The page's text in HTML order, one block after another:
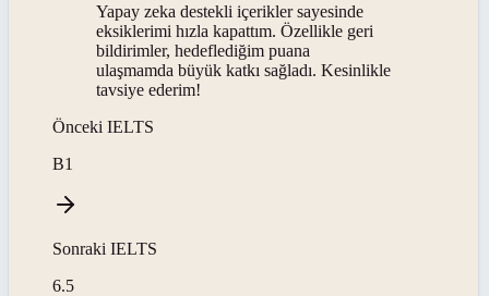
Yapay zeka destekli içerikler sayesinde
eksiklerimi hızla kapattım. Özellikle geri
bildirimler, hedeflediğim puana
ulaşmamda büyük katkı sağladı. Kesinlikle
tavsiye ederim!
Önceki IELTS
B1
Sonraki IELTS
6.5